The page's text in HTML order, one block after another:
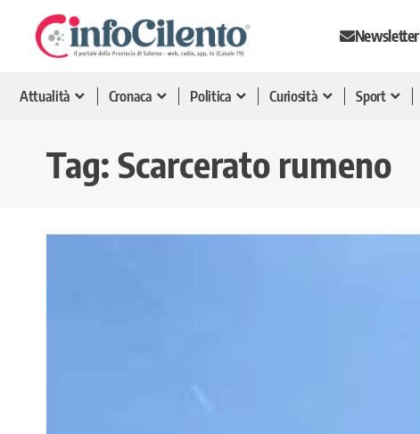
Newsletter
Attualità Cronaca Politica Curiosità Sport
Tag: Scarcerato rumeno